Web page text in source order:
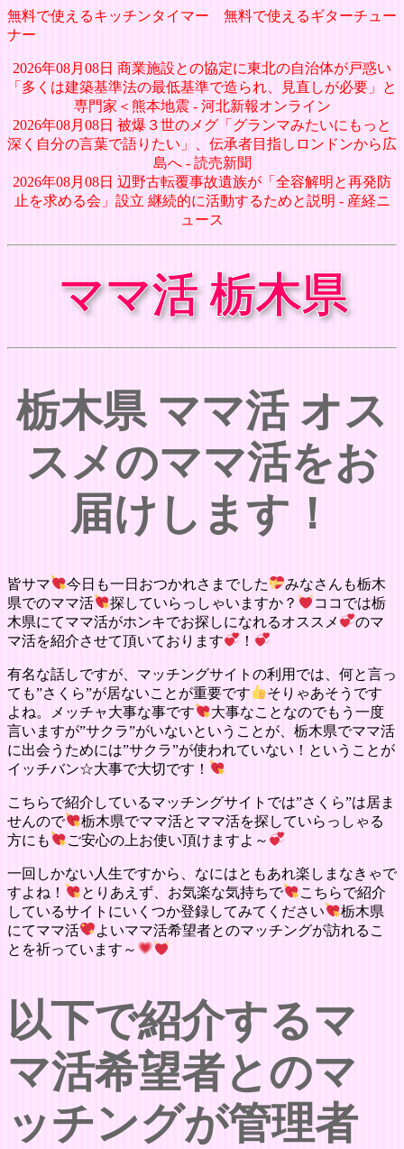
無料で使えるキッチンタイマー
無料で使えるギターチュー
ナー
2026年08月08日 商業施設との協定に東北の自治体が戸惑い
「多くは建築基準法の最低基準で造られ、見直しが必要」と
専門家＜熊本地震 - 河北新報オンライン
2026年08月08日 被爆３世のメグ「グランマみたいにもっと
深く自分の言葉で語りたい」、伝承者目指しロンドンから広
島へ - 読売新聞
2026年08月08日 辺野古転覆事故遺族が「全容解明と再発防
止を求める会」設立 継続的に活動するためと説明 - 産経ニ
ュース
ママ活 栃木県
栃木県 ママ活 オス
スメのママ活をお
届けします！
皆サマ 今日も一日おつかれさまでした
みなさんも栃木
県でのママ活
探していらっしゃいますか？
ココでは栃
木県にてママ活がホンキでお探しになれるオススメ
のマ
マ活を紹介させて頂いております
！
有名な話しですが、マッチングサイトの利用では、何と言っ
ても”さくら”が居ないことが重要です
そりゃあそうです
よね。メッチャ大事な事です
大事なことなのでもう一度
言いますが”サクラ”がいないということが、栃木県でママ活
に出会うためには”サクラ”が使われていない！ということが
イッチバン☆大事で大切です！
こちらで紹介しているマッチングサイトでは”さくら”は居ま
せんので
栃木県でママ活とママ活を探していらっしゃる
方にも
ご安心の上お使い頂けますよ～
一回しかない人生ですから、なにはともあれ楽しまなきゃで
すよね！
とりあえず、お気楽な気持ちで
こちらで紹介
しているサイトにいくつか登録してみてください
栃木県
にてママ活
よいママ活希望者とのマッチングが訪れるこ
とを祈っています～
以下で紹介するマ
マ活希望者とのマ
ッチングが管理者